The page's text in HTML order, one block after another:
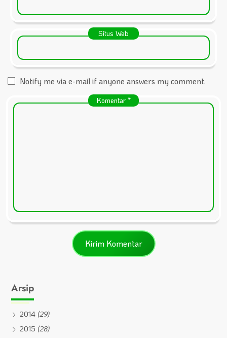
Situs Web
Notify me via e-mail if anyone answers my comment.
Komentar *
Arsip
2014 (29)
2015 (28)